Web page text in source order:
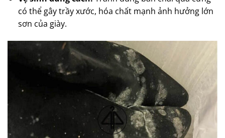
có thể gây trầy xước, hóa chất mạnh ảnh hưởng lớn
sơn của giày.